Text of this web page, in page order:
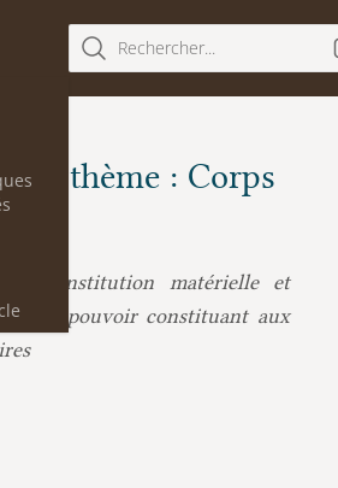
Rechercher...
du thème : Corps
:
Constitution matérielle et
Du pouvoir constituant aux